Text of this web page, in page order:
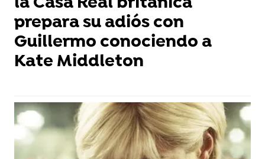
prepara su adiós con
Guillermo conociendo a
Kate Middleton